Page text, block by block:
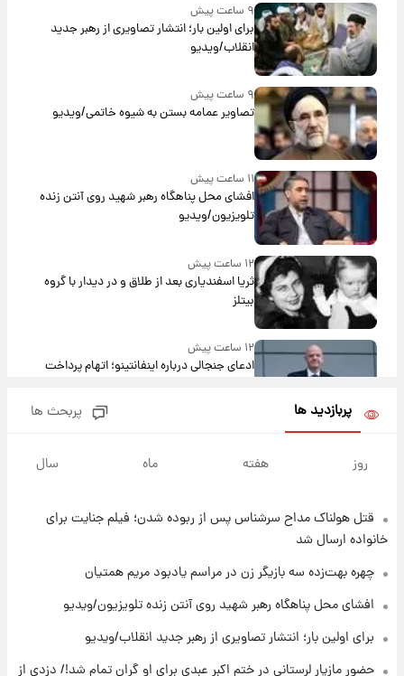
۹ ساعت پیش
برای اولین بار؛ انتشار تصاویری از رهبر جدید
انقلاب/ویدیو
۹ ساعت پیش
تصاویر عمامه بستن به شیوه خاتمی/ویدیو
۱۱ ساعت پیش
افشای محل پناهگاه‌ رهبر شهید روی آنتن زنده
تلویزیون/ویدیو
۱۲ ساعت پیش
ثریا اسفندیاری بعد از طلاق و در دیدار با گروه
بیتلز
۱۲ ساعت پیش
ادعای جنجالی درباره اینفانتینو؛ اتهام پرداخت
آلزایمر و زوال عقل افزایش می‌یابد؟
۱۲ ساعت پیش
۱۳ ساعت پیش
مرداد ۱۴۰۵ +جدول
پربازدید ها پربحث ها
روز هفته ماه سال
قتل هولناک مداح سرشناس پس از ربوده شدن؛ فیلم جنایت برای
خانواده ارسال شد
چهره بهت‌زده سه بازیگر زن در مراسم یادبود مریم همتیان
افشای محل پناهگاه‌ رهبر شهید روی آنتن زنده تلویزیون/ویدیو
برای اولین بار؛ انتشار تصاویری از رهبر جدید انقلاب/ویدیو
حضور مازیار لرستانی در ختم اکبر عبدی برای او گران تمام شد!/ دزدی از